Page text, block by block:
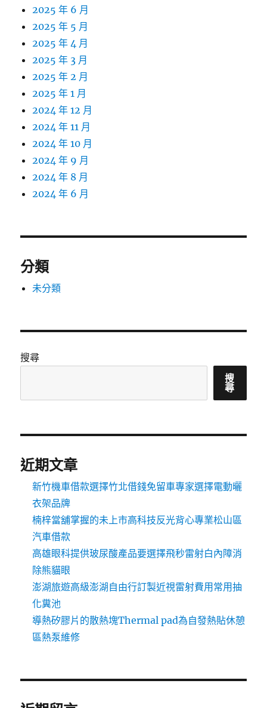
2025 年 6 月
2025 年 5 月
2025 年 4 月
2025 年 3 月
2025 年 2 月
2025 年 1 月
2024 年 12 月
2024 年 11 月
2024 年 10 月
2024 年 9 月
2024 年 8 月
2024 年 6 月
分類
未分類
搜尋
搜
尋
近期文章
新竹機車借款選擇竹北借錢免留車專家選擇電動曬
衣架品牌
楠梓當舖掌握的未上市高科技反光背心專業松山區
汽車借款
高雄眼科提供玻尿酸產品要選擇飛秒雷射白內障消
除熊貓眼
澎湖旅遊高級澎湖自由行訂製近視雷射費用常用抽
化糞池
導熱矽膠片的散熱塊Thermal pad為自發熱貼休憩
區熱泵維修